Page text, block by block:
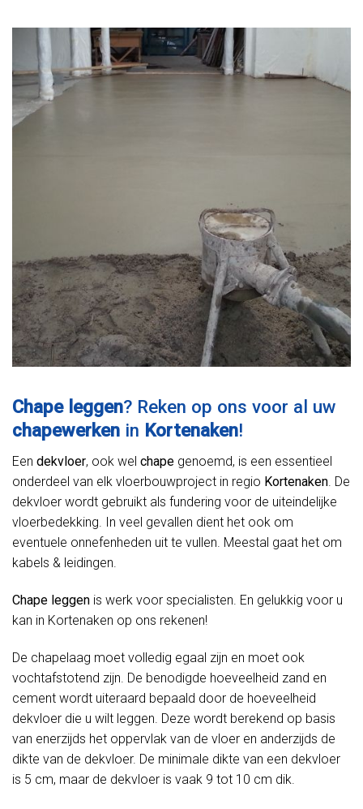
Chape leggen? Reken op ons voor al uw
chapewerken in Kortenaken!
Een dekvloer, ook wel chape genoemd, is een essentieel
onderdeel van elk vloerbouwproject in regio Kortenaken. De
dekvloer wordt gebruikt als fundering voor de uiteindelijke
vloerbedekking. In veel gevallen dient het ook om
eventuele onnefenheden uit te vullen. Meestal gaat het om
kabels & leidingen.
Chape leggen is werk voor specialisten. En gelukkig voor u
kan in Kortenaken op ons rekenen!
De chapelaag moet volledig egaal zijn en moet ook
vochtafstotend zijn. De benodigde hoeveelheid zand en
cement wordt uiteraard bepaald door de hoeveelheid
dekvloer die u wilt leggen. Deze wordt berekend op basis
van enerzijds het oppervlak van de vloer en anderzijds de
dikte van de dekvloer. De minimale dikte van een dekvloer
is 5 cm, maar de dekvloer is vaak 9 tot 10 cm dik.